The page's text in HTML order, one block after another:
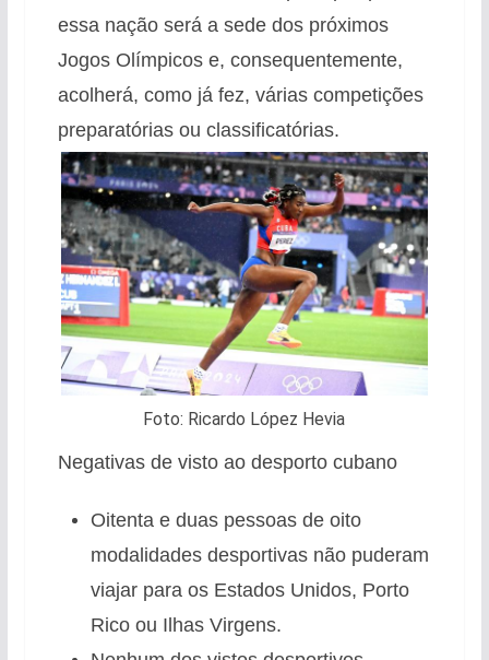
essa nação será a sede dos próximos
Jogos Olímpicos e, consequentemente,
acolherá, como já fez, várias competições
preparatórias ou classificatórias.
Foto: Ricardo López Hevia
Negativas de visto ao desporto cubano
Oitenta e duas pessoas de oito
modalidades desportivas não puderam
viajar para os Estados Unidos, Porto
Rico ou Ilhas Virgens.